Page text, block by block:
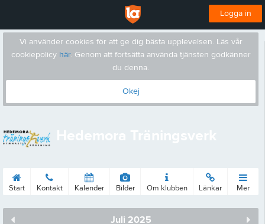
Logga in
Vi använder cookies för att ge dig bästa upplevelsen. Läs vår
cookiepolicy här. Genom att fortsätta använda tjänsten godkänner
du denna.
Okej
Start Kontakt Kalender Bilder Om klubben Länkar Mer
Juli 2025